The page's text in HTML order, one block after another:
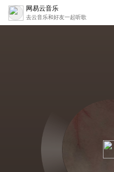
网易云音乐
去云音乐和好友一起听歌